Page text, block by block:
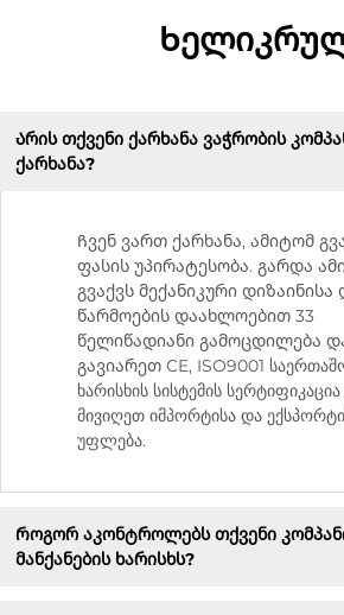
Არის თქვენი ქარხანა ვაჭრობის
ქარხანა?
Ჩვენ ვართ ქარხანა, ამიტომ
ფასის უპირატესობა. გარდა
გვაქვს მექანიკური დიზაინისა
წარმოების დაახლოებით 33
წელიწადიანი გამოცდილება
გავიარეთ CE, ISO9001
ხარისხის სისტემის
მივიღეთ იმპორტისა და
უფლება.
Როგორ აკონტროლებს თქვენი
მანქანების ხარისხს?